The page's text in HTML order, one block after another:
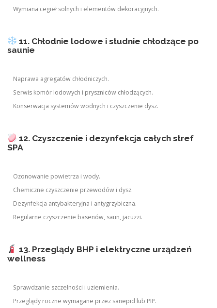
Wymiana cegieł solnych i elementów dekoracyjnych.
11. Chłodnie lodowe i studnie chłodzące po
saunie
Naprawa agregatów chłodniczych.
Serwis komór lodowych i pryszniców chłodzących.
Konserwacja systemów wodnych i czyszczenie dysz.
12. Czyszczenie i dezynfekcja całych stref
SPA
Ozonowanie powietrza i wody.
Chemiczne czyszczenie przewodów i dysz.
Dezynfekcja antybakteryjna i antygrzybiczna.
Regularne czyszczenie basenów, saun, jacuzzi.
13. Przeglądy BHP i elektryczne urządzeń
wellness
Sprawdzanie szczelności i uziemienia.
Przeglądy roczne wymagane przez sanepid lub PIP.